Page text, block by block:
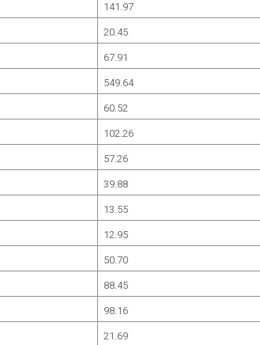
141.97
20.45
67.91
549.64
60.52
102.26
57.26
39.88
13.55
12.95
50.70
88.45
98.16
21.69